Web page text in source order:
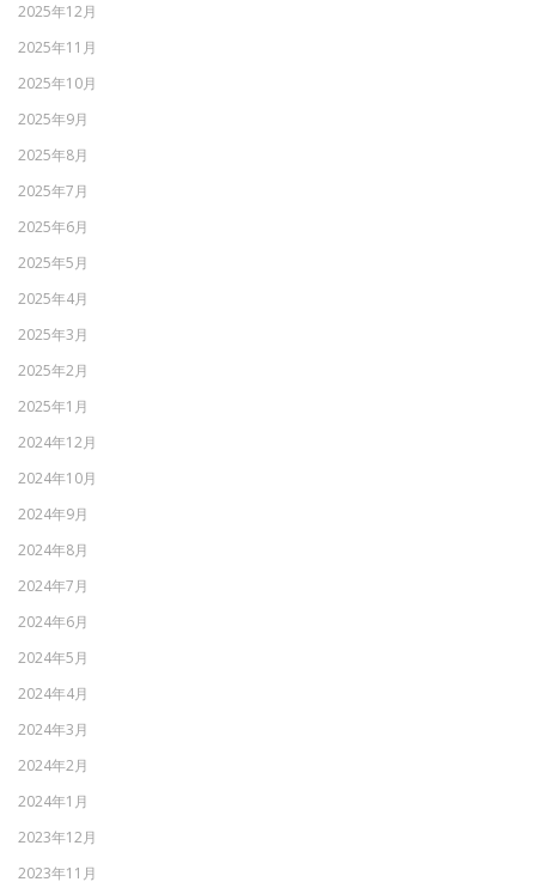
2025年12月
2025年11月
2025年10月
2025年9月
2025年8月
2025年7月
2025年6月
2025年5月
2025年4月
2025年3月
2025年2月
2025年1月
2024年12月
2024年10月
2024年9月
2024年8月
2024年7月
2024年6月
2024年5月
2024年4月
2024年3月
2024年2月
2024年1月
2023年12月
2023年11月